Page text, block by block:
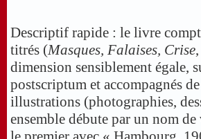
Descriptif rapide : le livre
titrés (Masques, Falaises, Crise
dimension sensiblement égale,
postscriptum et accompagnés
illustrations (photographies,
ensemble débute par un nom